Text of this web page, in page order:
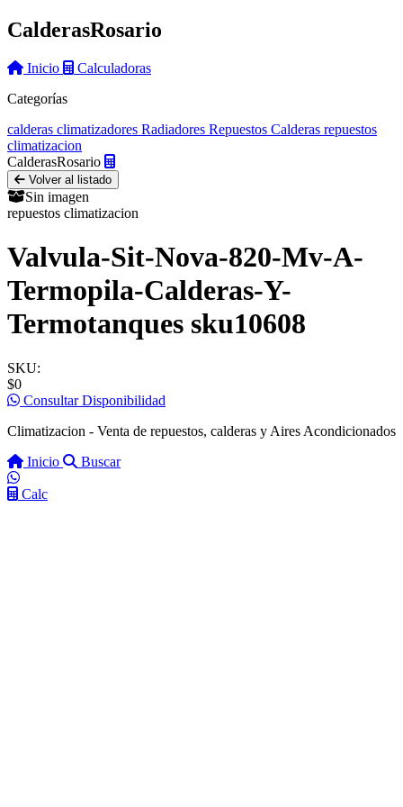
CalderasRosario
Inicio
Calculadoras
Categorías
calderas climatizadores Radiadores Repuestos Calderas repuestos
climatizacion
CalderasRosario
Volver al listado
Sin imagen
repuestos climatizacion
Valvula-Sit-Nova-820-Mv-A-
Termopila-Calderas-Y-
Termotanques sku10608
SKU:
$0
Consultar Disponibilidad
Climatizacion - Venta de repuestos, calderas y Aires Acondicionados
Inicio
Buscar
Calc